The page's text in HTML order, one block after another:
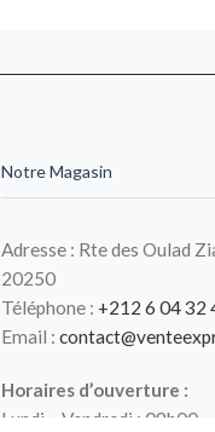
Notre Magasin
Adresse : Rte des Oulad
20250
Téléphone : +212 6 04 32
Email :
Horaires d’ouverture :
Lundi – Vendredi : 09h00